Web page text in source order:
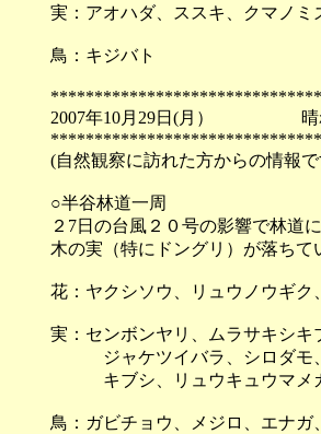
実：アオハダ、ススキ、クマノミ
鳥：キジバト
2007年10月29日(月）
(自然観察に訪れた方からの情報で
○半谷林道一周
２7日の台風２０号の影響で林道
木の実（特にドングリ）が落ちて
花：ヤクシソウ、リュウノウギ
実：センボンヤリ、ムラサキシ
ジャケツイバラ、シロダモ、
キブシ、リュウキュウマメガ
鳥：ガビチョウ、メジロ、